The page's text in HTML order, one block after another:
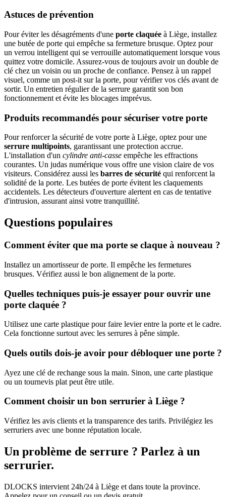
Astuces de prévention
Pour éviter les désagréments d'une porte claquée à Liège, installez
une butée de porte qui empêche sa fermeture brusque. Optez pour
un verrou intelligent qui se verrouille automatiquement lorsque vous
quittez votre domicile. Assurez-vous de toujours avoir un double de
clé chez un voisin ou un proche de confiance. Pensez à un rappel
visuel, comme un post-it sur la porte, pour vérifier vos clés avant de
sortir. Un entretien régulier de la serrure garantit son bon
fonctionnement et évite les blocages imprévus.
Produits recommandés pour sécuriser votre porte
Pour renforcer la sécurité de votre porte à Liège, optez pour une
serrure multipoints, garantissant une protection accrue.
L'installation d'un cylindre anti-casse empêche les effractions
courantes. Un judas numérique vous offre une vision claire de vos
visiteurs. Considérez aussi les barres de sécurité qui renforcent la
solidité de la porte. Les butées de porte évitent les claquements
accidentels. Les détecteurs d'ouverture alertent en cas de tentative
d'intrusion, assurant ainsi votre tranquillité.
Questions populaires
Comment éviter que ma porte se claque à nouveau ?
Installez un amortisseur de porte. Il empêche les fermetures
brusques. Vérifiez aussi le bon alignement de la porte.
Quelles techniques puis-je essayer pour ouvrir une
porte claquée ?
Utilisez une carte plastique pour faire levier entre la porte et le cadre.
Cela fonctionne surtout avec les serrures à pêne simple.
Quels outils dois-je avoir pour débloquer une porte ?
Ayez une clé de rechange sous la main. Sinon, une carte plastique
ou un tournevis plat peut être utile.
Comment choisir un bon serrurier à Liège ?
Vérifiez les avis clients et la transparence des tarifs. Privilégiez les
serruriers avec une bonne réputation locale.
Un problème de serrure ? Parlez à un
serrurier.
DLOCKS intervient 24h/24 à Liège et dans toute la province.